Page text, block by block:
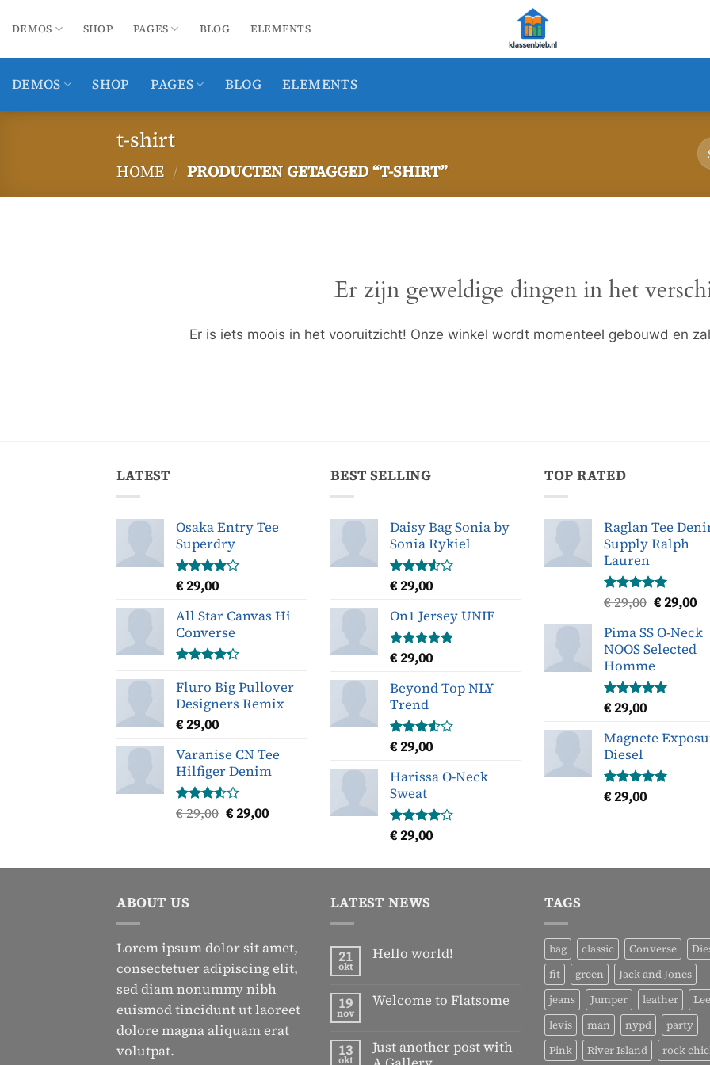
naar
DEMOS SHOP PAGES BLOG ELEMENTS
DEMOS SHOP PAGES BLOG ELEMENTS
t-shirt
HOME / PRODUCTEN GETAGGED “T-SHIRT”
Er zijn geweldige dingen in het
Er is iets moois in het vooruitzicht! Onze winkel wordt momenteel gebouwd en
LATEST
Osaka Entry Tee
Superdry
Gewaardeerd
uit
5
€ 29,00
All Star Canvas Hi
Converse
4.33uit 5
Fluro Big Pullover
Designers Remix
€ 29,00
Varanise CN Tee
Hilfiger Denim
Gewaardeerd
uit
€29,00 Oorspronkelijke
€ 29,00.
€ 29,00Huidige
€ 29,00.
BEST SELLING
Daisy Bag Sonia by
Sonia Rykiel
Gewaardeerd
uit
5
€ 29,00
On1 Jersey UNIF
Gewaardeerd
uit 5
€ 29,00
Beyond Top NLY
Trend
Gewaardeerd
uit
5
€ 29,00
Harissa O-Neck
Sweat
Gewaardeerd
uit
€ 29,00
TOP RATED
Raglan Tee
Supply Ralph
Lauren
Gewaardeerd
uit 5
€29,00
was:
€ 29,00.
€ 29,00
is:
€
Pima SS O-Neck
NOOS Selected
Homme
Gewaardeerd
uit 5
€ 29,00
Magnete
Diesel
Gewaardeerd
uit 5
€ 29,00
ABOUT US
Lorem ipsum dolor sit amet,
consectetuer adipiscing elit,
sed diam nonummy nibh
euismod tincidunt ut laoreet
dolore magna aliquam erat
volutpat.
LATEST NEWS
21
okt
Hello world!
op
Hello
19
nov
Welcome to Flatsome
op
Welcome
to
13
okt
Just another post with
TAGS
bag classic Converse
fit
green
Jack and Jones
jeans
Jumper leather
Lee
levis
man nypd
party
Pink
River Island rock